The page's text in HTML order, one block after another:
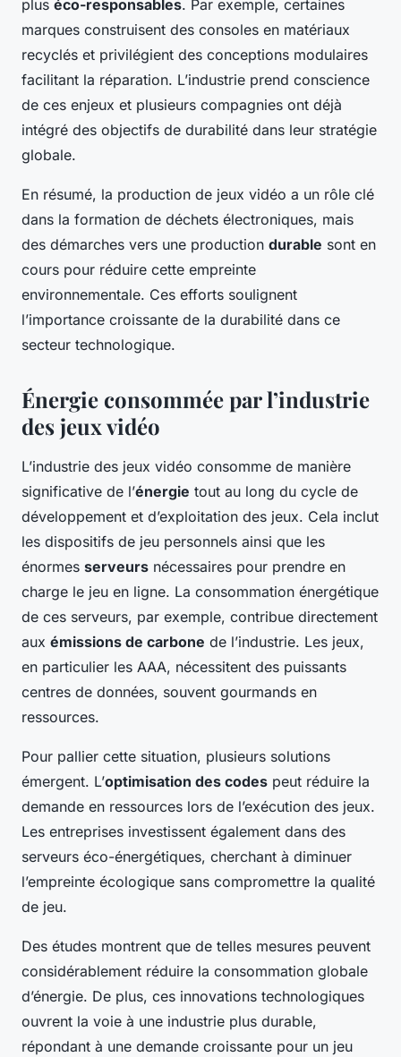
plus éco-responsables. Par exemple, certaines
marques construisent des consoles en matériaux
recyclés et privilégient des conceptions modulaires
facilitant la réparation. L’industrie prend conscience
de ces enjeux et plusieurs compagnies ont déjà
intégré des objectifs de durabilité dans leur stratégie
globale.
En résumé, la production de jeux vidéo a un rôle clé
dans la formation de déchets électroniques, mais
des démarches vers une production durable sont en
cours pour réduire cette empreinte
environnementale. Ces efforts soulignent
l’importance croissante de la durabilité dans ce
secteur technologique.
Énergie consommée par l’industrie
des jeux vidéo
L’industrie des jeux vidéo consomme de manière
significative de l’énergie tout au long du cycle de
développement et d’exploitation des jeux. Cela inclut
les dispositifs de jeu personnels ainsi que les
énormes serveurs nécessaires pour prendre en
charge le jeu en ligne. La consommation énergétique
de ces serveurs, par exemple, contribue directement
aux émissions de carbone de l’industrie. Les jeux,
en particulier les AAA, nécessitent des puissants
centres de données, souvent gourmands en
ressources.
Pour pallier cette situation, plusieurs solutions
émergent. L’optimisation des codes peut réduire la
demande en ressources lors de l’exécution des jeux.
Les entreprises investissent également dans des
serveurs éco-énergétiques, cherchant à diminuer
l’empreinte écologique sans compromettre la qualité
de jeu.
Des études montrent que de telles mesures peuvent
considérablement réduire la consommation globale
d’énergie. De plus, ces innovations technologiques
ouvrent la voie à une industrie plus durable,
répondant à une demande croissante pour un jeu